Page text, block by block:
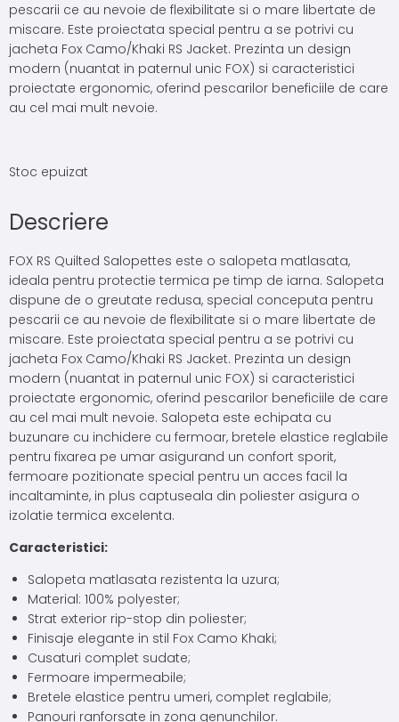
pescarii ce au nevoie de flexibilitate si o mare libertate de
miscare. Este proiectata special pentru a se potrivi cu
jacheta Fox Camo/Khaki RS Jacket. Prezinta un design
modern (nuantat in paternul unic FOX) si caracteristici
proiectate ergonomic, oferind pescarilor beneficiile de care
au cel mai mult nevoie.
Stoc epuizat
Descriere
FOX RS Quilted Salopettes este o salopeta matlasata,
ideala pentru protectie termica pe timp de iarna. Salopeta
dispune de o greutate redusa, special conceputa pentru
pescarii ce au nevoie de flexibilitate si o mare libertate de
miscare. Este proiectata special pentru a se potrivi cu
jacheta Fox Camo/Khaki RS Jacket. Prezinta un design
modern (nuantat in paternul unic FOX) si caracteristici
proiectate ergonomic, oferind pescarilor beneficiile de care
au cel mai mult nevoie. Salopeta este echipata cu
buzunare cu inchidere cu fermoar, bretele elastice reglabile
pentru fixarea pe umar asigurand un confort sporit,
fermoare pozitionate special pentru un acces facil la
incaltaminte, in plus captuseala din poliester asigura o
izolatie termica excelenta.
Caracteristici:
Salopeta matlasata rezistenta la uzura;
Material: 100% polyester;
Strat exterior rip-stop din poliester;
Finisaje elegante in stil Fox Camo Khaki;
Cusaturi complet sudate;
Fermoare impermeabile;
Bretele elastice pentru umeri, complet reglabile;
Panouri ranforsate in zona genunchilor.